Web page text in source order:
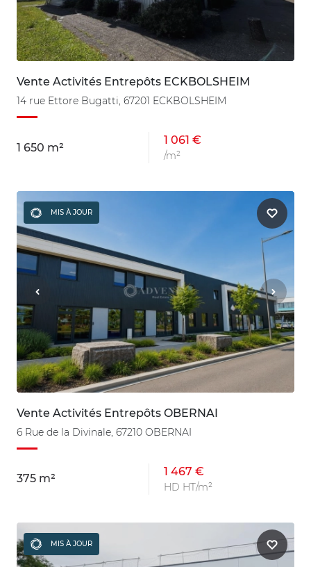
Vente Activités Entrepôts ECKBOLSHEIM
14 rue Ettore Bugatti, 67201 ECKBOLSHEIM
1 650 m²
1 061 €
/m²
MIS À JOUR
Vente Activités Entrepôts OBERNAI
6 Rue de la Divinale, 67210 OBERNAI
375 m²
1 467 €
HD HT/m²
MIS À JOUR